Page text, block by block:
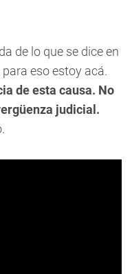
de lo que se dice en
eso estoy acá.
de esta causa. No
judicial.